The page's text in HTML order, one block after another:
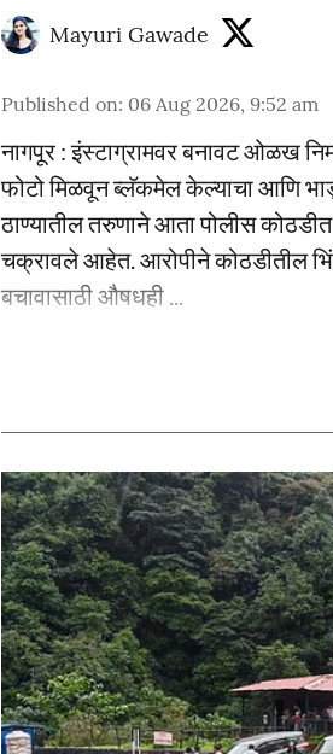
Mayuri Gawade
Published on: 06 Aug 2026, 9:52 am
नागपूर : इंस्टाग्रामवर बनावट ओळख
फोटो मिळवून ब्लॅकमेल केल्याचा आणि
ठाण्यातील तरुणाने आता पोलीस
चक्रावले आहेत. आरोपीने कोठडीतील
बचावासाठी औषधही ...